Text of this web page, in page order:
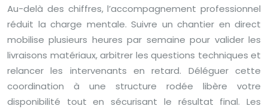
Au-delà des chiffres, l’accompagnement professionnel
réduit la charge mentale. Suivre un chantier en direct
mobilise plusieurs heures par semaine pour valider les
livraisons matériaux, arbitrer les questions techniques et
relancer les intervenants en retard. Déléguer cette
coordination à une structure rodée libère votre
disponibilité tout en sécurisant le résultat final. Les